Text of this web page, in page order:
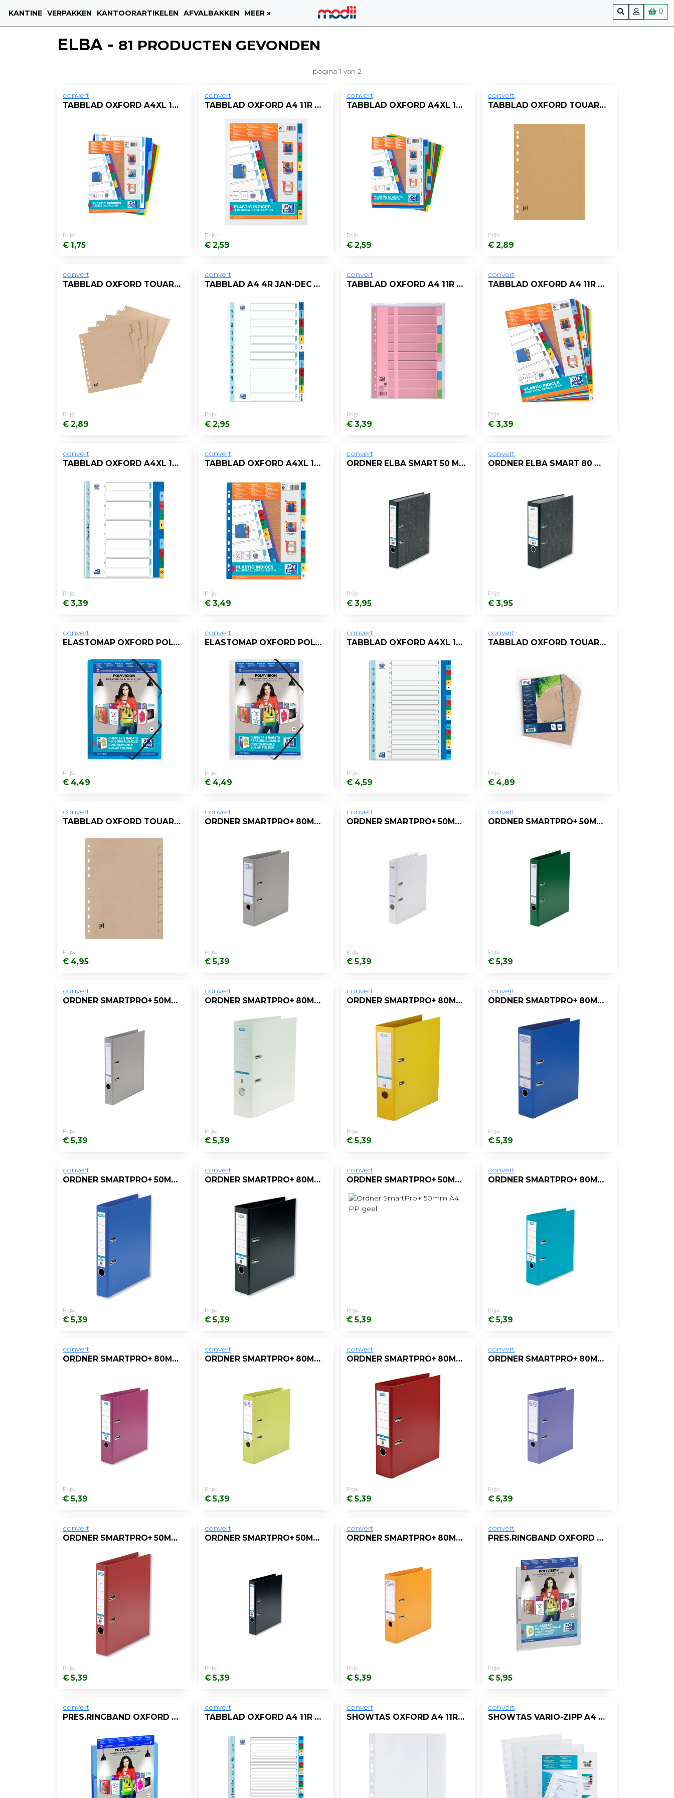
KANTINE VERPAKKEN KANTOORARTIKELEN AFVALBAKKEN MEER » 0
ELBA - 81 PRODUCTEN GEVONDEN
pagina 1 van 2
convert
TABBLAD OXFORD A4XL 11R PP KLEUR/SET 5
Prijs:
€ 1,75
convert
TABBLAD OXFORD A4 11R PP 1-10 KL/ST 10
Prijs:
€ 2,59
convert
TABBLAD OXFORD A4XL 11R PP KLEUR/SET 10
Prijs:
€ 2,59
convert
TABBLAD OXFORD TOUAREG A4 11R KART/ST 6
Prijs:
€ 2,89
convert
TABBLAD OXFORD TOUAREG A4 11R KART/ST 5
Prijs:
€ 2,89
convert
TABBLAD A4 4R JAN-DEC KLEUR PP ELBA
Prijs:
€ 2,95
convert
TABBLAD OXFORD A4 11R KARTON KL.TAB/10
Prijs:
€ 3,39
convert
TABBLAD OXFORD A4 11R PP 1-12 KLR/ST12
Prijs:
€ 3,39
convert
TABBLAD OXFORD A4XL 11R PP 1-10 KLEUR
Prijs:
€ 3,39
convert
TABBLAD OXFORD A4XL 11R PP 1-12 KLEUR
Prijs:
€ 3,49
convert
ORDNER ELBA SMART 50 MM A4 KARTON ZWART
Prijs:
€ 3,95
convert
ORDNER ELBA SMART 80 MM A4 KARTON ZWART
Prijs:
€ 3,95
convert
ELASTOMAP OXFORD POLYVISION A4 PP BL
Prijs:
€ 4,49
convert
ELASTOMAP OXFORD POLYVISION A4 PP TR
Prijs:
€ 4,49
convert
TABBLAD OXFORD A4XL 11R PP A-Z/ST20
Prijs:
€ 4,59
convert
TABBLAD OXFORD TOUAREG A4 11R KART./S10
Prijs:
€ 4,89
convert
TABBLAD OXFORD TOUAREG A4 11R KART/ST12
Prijs:
€ 4,95
convert
ORDNER SMARTPRO+ 80MM A4 PP GRIJS
Prijs:
€ 5,39
convert
ORDNER SMARTPRO+ 50MM A4 PP WIT
Prijs:
€ 5,39
convert
ORDNER SMARTPRO+ 50MM A4 PP GROEN
Prijs:
€ 5,39
convert
ORDNER SMARTPRO+ 50MM A4 PP GRIJS
Prijs:
€ 5,39
convert
ORDNER SMARTPRO+ 80MM A4 PP WIT
Prijs:
€ 5,39
convert
ORDNER SMARTPRO+ 80MM A4 PP GEEL
Prijs:
€ 5,39
convert
ORDNER SMARTPRO+ 80MM A4 PP BLAUW
Prijs:
€ 5,39
convert
ORDNER SMARTPRO+ 50MM A4 PP BLAUW
Prijs:
€ 5,39
convert
ORDNER SMARTPRO+ 80MM A4 PP ZWART
Prijs:
€ 5,39
convert
ORDNER SMARTPRO+ 50MM A4 PP GEEL
Prijs:
€ 5,39
convert
ORDNER SMARTPRO+ 80MM A4 PP TURQUOISE
Prijs:
€ 5,39
convert
ORDNER SMARTPRO+ 80MM A4 PP ROZE
Prijs:
€ 5,39
convert
ORDNER SMARTPRO+ 80MM A4 PP LICHTGROEN
Prijs:
€ 5,39
convert
ORDNER SMARTPRO+ 80MM A4 PP ROOD
Prijs:
€ 5,39
convert
ORDNER SMARTPRO+ 80MM A4 PP PAARS
Prijs:
€ 5,39
convert
ORDNER SMARTPRO+ 50MM A4 PP ROOD
Prijs:
€ 5,39
convert
ORDNER SMARTPRO+ 50MM A4 PP ZWART
Prijs:
€ 5,39
convert
ORDNER SMARTPRO+ 80MM A4 PP ORANJE
Prijs:
€ 5,39
convert
PRES.RINGBAND OXFORD POLYVIS.2R25 TR
Prijs:
€ 5,95
convert
PRES.RINGBAND OXFORD POLYVIS.2R25 BL
convert
TABBLAD OXFORD A4 11R PP 1-31 KL/ST 31
convert
SHOWTAS OXFORD A4 11R PP 0,13MM KLEP/10
convert
SHOWTAS VARIO-ZIPP A4 0,70MM PP/PK10